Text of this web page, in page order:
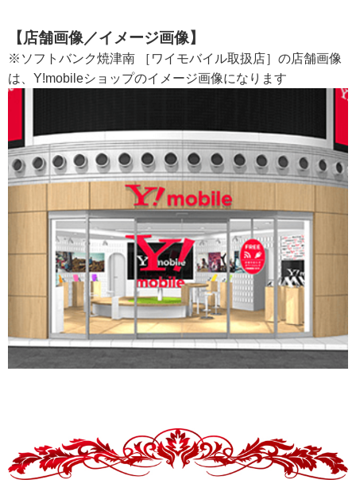
【店舗画像／イメージ画像】
※ソフトバンク焼津南 ［ワイモバイル取扱店］の店舗画像
は、Y!mobileショップのイメージ画像になります